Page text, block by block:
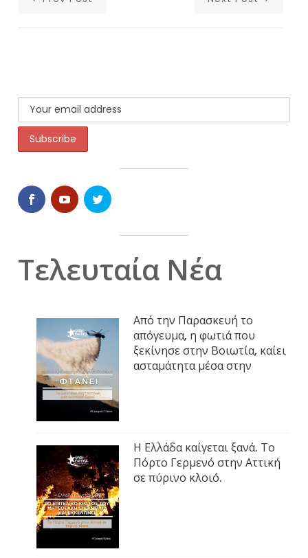
Τελευταία Νέα
Από την Παρασκευή το
απόγευμα, η φωτιά που
ξεκίνησε στην Βοιωτία, καίει
ασταμάτητα μέσα στην
Η Ελλάδα καίγεται ξανά. Το
Πόρτο Γερμενό στην Αττική
σε πύρινο κλοιό.